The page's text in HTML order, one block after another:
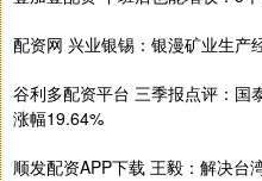
配资网 兴业银锡：银漫矿业生产
谷利多配资平台 三季报点评：国
涨幅19.64%
顺发配资APP下载 王毅：解决台